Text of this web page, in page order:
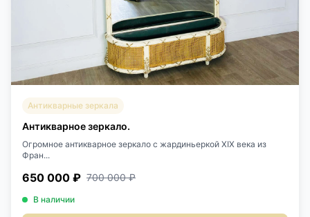
Антикварные зеркала
Антикварное зеркало.
Огромное антикварное зеркало с жардиньеркой XIX века из
Фран...
650 000 ₽ 700 000 ₽
В наличии